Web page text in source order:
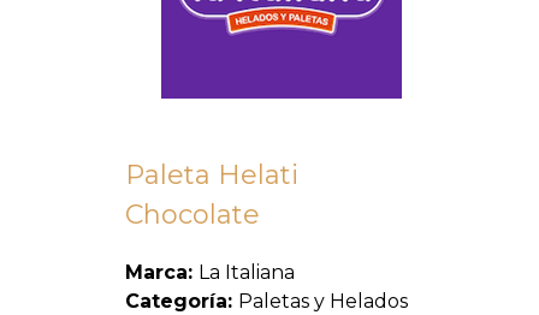
Paleta Helati
Chocolate
Marca: La Italiana
Categoría: Paletas y Helados